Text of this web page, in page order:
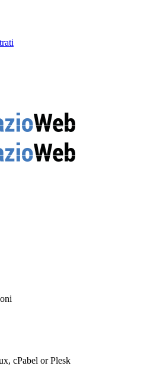
cPabel or Plesk